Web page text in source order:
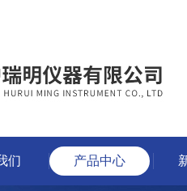
们 产品中心